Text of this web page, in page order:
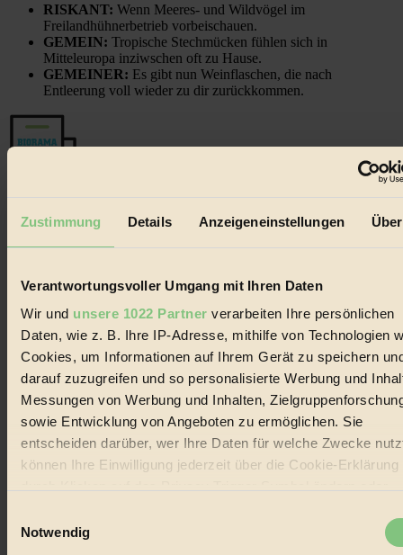
Zustimmung Details Anzeigeneinstellungen
Verantwortungsvoller Umgang mit Ihren Daten
Wir und unsere 1022 Partner verarbeiten Ihre persönlichen
Daten, wie z. B. Ihre IP-Adresse, mithilfe von Technologien
Cookies, um Informationen auf Ihrem Gerät zu speichern
darauf zuzugreifen und so personalisierte Werbung und
Messungen von Werbung und Inhalten,
sowie Entwicklung von Angeboten zu ermöglichen. Sie
entscheiden darüber, wer Ihre Daten für welche Zwecke
können Ihre Einwilligung jederzeit über die Cookie-Erklärung
Notwendig
RISKANT: Wenn Meeres- und Wildvögel im
Freilandhühnerbetrieb vorbeischauen.
GEMEIN: Tropische Stechmücken fühlen sich in
Mitteleuropa inziwschen oft zu Hause.
GEMEINER: Es gibt nun Weinflaschen, die nach
Entleerung voll wieder zu dir zurückkommen.
Der BIORAMA-Newsletter
Erhalte in regelmäßigen Abständen die aktuellsten Artikel,
Gewinnspiele & Ausgaben übersichtlich aufbereitet vom
Jetzt eintragen:
© 2026 Biorama GmbH
Impressum & Disclaimer
Datenschutz
Biorama steht für einen nachhaltigen Lebensstil und bewussten